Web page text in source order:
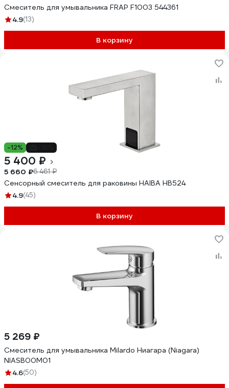
Смеситель для умывальника FRAP F1003 544361
4.9(13)
В корзину
-12%
5 400 ₽
5 660 ₽6 461 ₽
Сенсорный смеситель для раковины HAIBA HB524
4.9(45)
В корзину
5 269 ₽
Смеситель для умывальника Milardo Ниагара (Niagara)
NIASB00M01
4.6(50)